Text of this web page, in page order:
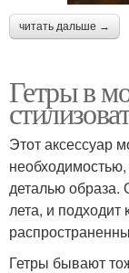
читать дальше →
Гетры в
Этот аксессуар
необходимостью,
деталью образа.
лета, и
Гетры бывают